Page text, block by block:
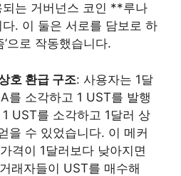
는 거버넌스 코인 **루나
. 이 둘은 서로를 담보로 하
으로 작동했습니다.
호 환급 구조: 사용자는 1달
를 소각하고 1 UST를 발행
UST를 소각하고 1달러 상
을 수 있었습니다. 이 메커
격이 1달러보다 낮아지면
래자들이 UST를 매수해